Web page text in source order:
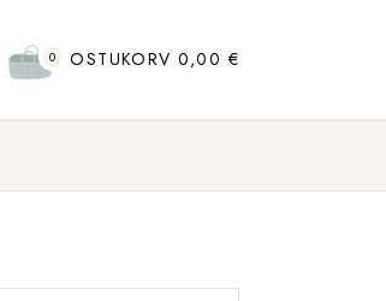
0 OSTUKORV 0,00 €